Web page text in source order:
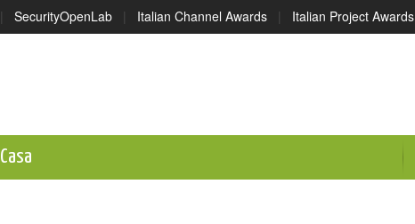
| SecurityOpenLab | Italian Channel Awards | Italian Project Awards
Casa